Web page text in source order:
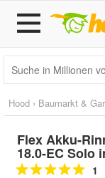
Hood › Baumarkt &
Flex Akku-
18.0-EC Solo
1